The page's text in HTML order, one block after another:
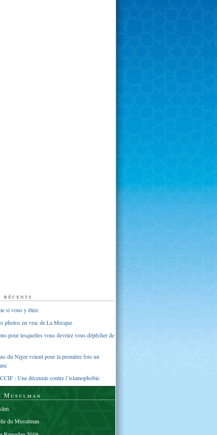
si vous y étiez
photos en vrac de La Mecque
pour lesquelles vous devriez vous dépêcher de
du Niger voient pour la première fois un
: Une décennie contre l’islamophobie
Musulman
du Musulman